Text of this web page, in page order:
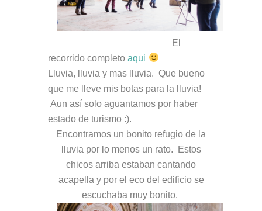
El
recorrido completoaqui
Lluvia, lluvia y mas lluvia. Que bueno
que me lleve mis botas para la lluvia!
Aun así solo aguantamos por haber
estado de turismo :).
Encontramos un bonito refugio de la
lluvia por lo menos un rato. Estos
chicos arriba estaban cantando
acapella y por el eco del edificio se
escuchaba muy bonito.